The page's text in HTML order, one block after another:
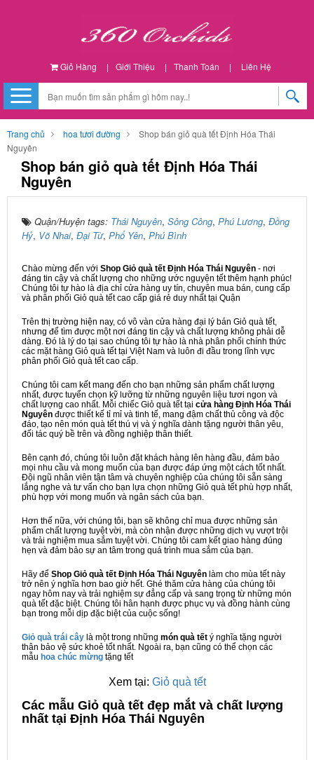
Giỏ Hàng | Giới Thiệu | Thanh Toán | Liên Hệ
Trang chủ hoa tươi đường
Shop bán giỏ quà tết Định Hóa Thái
Nguyên
Shop bán giỏ quà tết Định Hóa Thái
Nguyên
Quận/Huyện tags: Thái Nguyên, Sông Công, Phú Lương, Đồng
Hỷ, Võ Nhai, Đại Từ, Phổ Yên, Phú Bình
Chào mừng đến với Shop Giỏ quà tết Định Hóa Thái Nguyên - nơi
đáng tin cậy và chất lượng cho những ước nguyện tết thêm hạnh phúc!
Chúng tôi tự hào là địa chỉ cửa hàng uy tín, chuyên mua bán, cung cấp
và phân phối Giỏ quà tết cao cấp giá rẻ duy nhất tại Quận
Trên thị trường hiện nay, có vô vàn cửa hàng đại lý bán Giỏ quà tết,
nhưng để tìm được một nơi đáng tin cậy và chất lượng không phải dễ
dàng. Đó là lý do tại sao chúng tôi tự hào là nhà phân phối chính thức
các mặt hàng Giỏ quà tết tại Việt Nam và luôn đi đầu trong lĩnh vực
phân phối Giỏ quà tết cao cấp.
Chúng tôi cam kết mang đến cho bạn những sản phẩm chất lượng
nhất, được tuyển chọn kỹ lưỡng từ những nguyên liệu tươi ngon và
chất lượng cao nhất. Mỗi chiếc Giỏ quà tết tại cửa hàng Định Hóa Thái
Nguyên được thiết kế tỉ mỉ và tinh tế, mang đậm chất thủ công và độc
đáo, tạo nên món quà tết thú vị và ý nghĩa dành tặng người thân yêu,
đối tác quý bề trên và đồng nghiệp thân thiết.
Bên cạnh đó, chúng tôi luôn đặt khách hàng lên hàng đầu, đảm bảo
mọi nhu cầu và mong muốn của bạn được đáp ứng một cách tốt nhất.
Đội ngũ nhân viên tận tâm và chuyên nghiệp của chúng tôi sẵn sàng
lắng nghe và tư vấn cho bạn lựa chọn những Giỏ quà tết phù hợp nhất,
phù hợp với mong muốn và ngân sách của bạn.
Hơn thế nữa, với chúng tôi, bạn sẽ không chỉ mua được những sản
phẩm chất lượng tuyệt vời, mà còn nhận được những dịch vụ vượt trội
và trải nghiệm mua sắm tuyệt vời. Chúng tôi cam kết giao hàng đúng
hẹn và đảm bảo sự an tâm trong quá trình mua sắm của bạn.
Hãy để Shop Giỏ quà tết Định Hóa Thái Nguyên làm cho mùa tết này
trở nên ý nghĩa hơn bao giờ hết. Ghé thăm cửa hàng của chúng tôi
ngay hôm nay và trải nghiệm sự đẳng cấp và sang trọng từ những món
quà tết đặc biệt. Chúng tôi hân hạnh được phục vụ và đồng hành cùng
bạn trong mỗi dịp đặc biệt của cuộc sống!
Giỏ quà trái cây là một trong những món quà tết ý nghĩa tặng người
thân bảo vệ sức khoẻ tốt nhất. Ngoài ra, bạn cũng có thể chọn các
mẫu hoa chúc mừng tặng tết
Xem tại: Giỏ quà tết
Các mẫu Giỏ quà tết đẹp mắt và chất lượng
nhất tại Định Hóa Thái Nguyên